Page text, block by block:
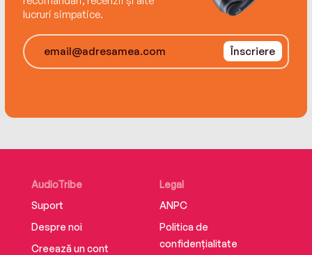
lucruri simpatice.
Înscriere
AudioTribe
Suport
Despre noi
Creează un cont
Legal
ANPC
Politica de
confidențialitate